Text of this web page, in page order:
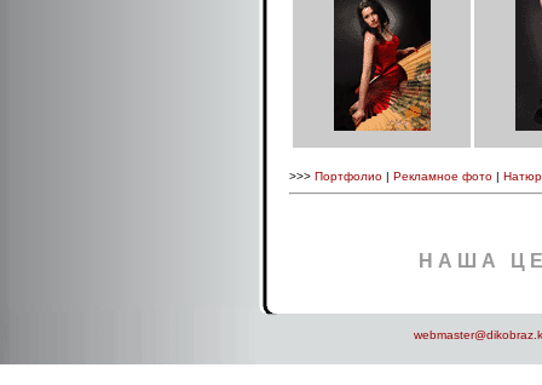
>>> Портфолио | Рекламное фото |
Н А Ш А Ц